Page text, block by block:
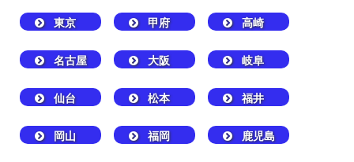
東京 甲府 高崎
名古屋 大阪 岐阜
仙台 松本 福井
岡山 福岡 鹿児島